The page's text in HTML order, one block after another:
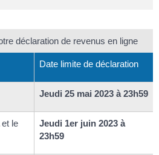
déclaration de revenus en ligne
Date limite de déclaration
Jeudi 25 mai 2023 à 23h59
le
Jeudi 1er juin 2023 à
23h59